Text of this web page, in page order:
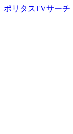
ポリタスTVサーチ